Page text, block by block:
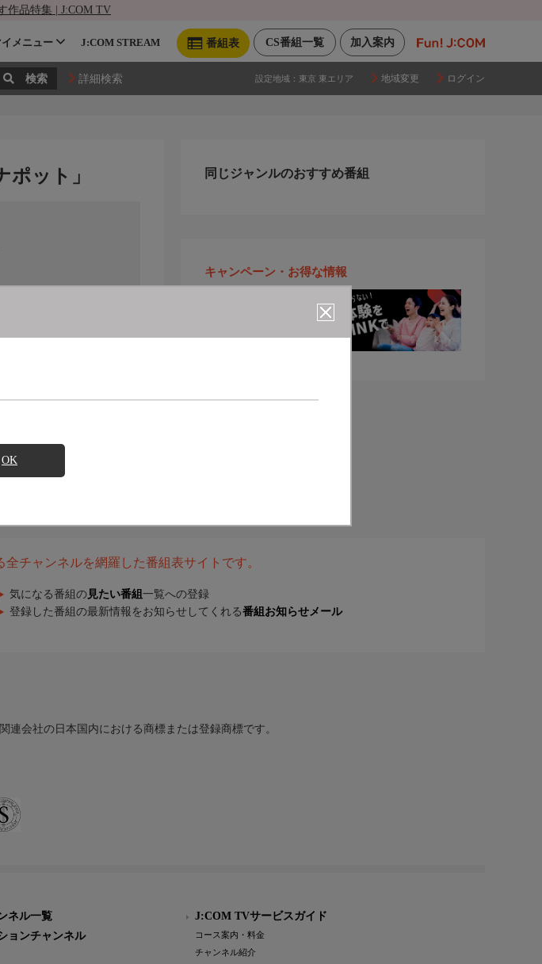
作品特集 | J:COM TV
加入案内
CS番組一覧
番組表
イメニュー J:COM STREAM
詳細検索 設定地域： 東京 東エリア 地域変更 ログイン
OK
ット」 同じジャンルのおすすめ番組
キャンペーン・お得な情報
チャンネルを網羅した番組表サイトです。
気になる番組の 見たい番組 一覧への登録
登録した番組の最新情報をお知らせしてくれる番組お知らせメール
連会社の日本国内における商標または登録商標です。
ネル一覧
ョンチャンネル
J:COM TVサービスガイド
コース案内・料金
チャンネル紹介